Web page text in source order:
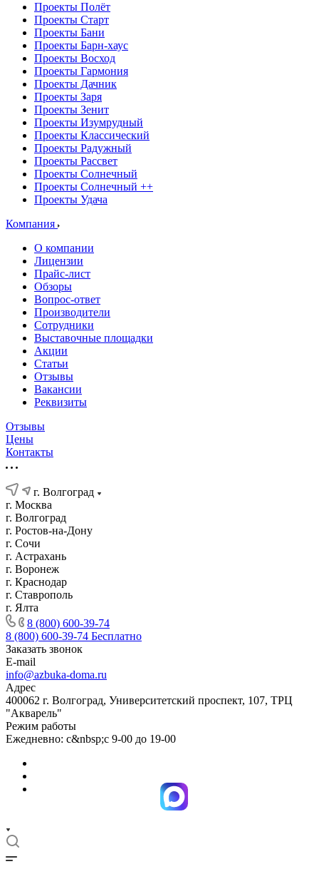
Проекты Полёт
Проекты Старт
Проекты Бани
Проекты Барн-хаус
Проекты Восход
Проекты Гармония
Проекты Дачник
Проекты Заря
Проекты Зенит
Проекты Изумрудный
Проекты Классический
Проекты Радужный
Проекты Рассвет
Проекты Солнечный
Проекты Солнечный ++
Проекты Удача
Компания
О компании
Лицензии
Прайс-лист
Обзоры
Вопрос-ответ
Производители
Сотрудники
Выставочные площадки
Акции
Статьи
Отзывы
Вакансии
Реквизиты
Отзывы
Цены
Контакты
г. Волгоград
г. Москва
г. Волгоград
г. Ростов-на-Дону
г. Сочи
г. Астрахань
г. Воронеж
г. Краснодар
г. Ставрополь
г. Ялта
8 (800) 600-39-74
8 (800) 600-39-74 Бесплатно
Заказать звонок
E-mail
info@azbuka-doma.ru
Адрес
400062 г. Волгоград, Университетский проспект, 107, ТРЦ
"Акварель"
Режим работы
Ежедневно: с&nbsp;с 9-00 до 19-00